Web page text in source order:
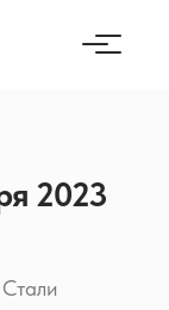
2023